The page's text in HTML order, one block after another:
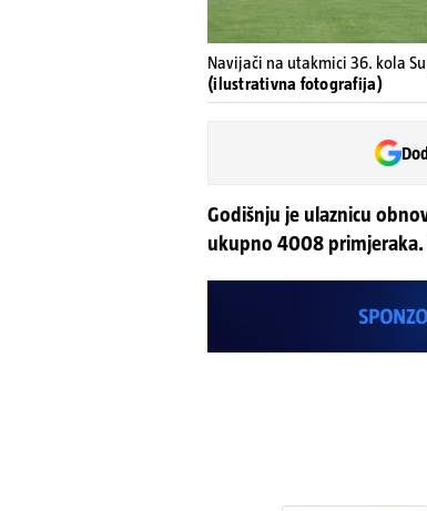
Navijači na utakmici 36. kola
(ilustrativna fotografija)
Godišnju je ulaznicu
ukupno 4008